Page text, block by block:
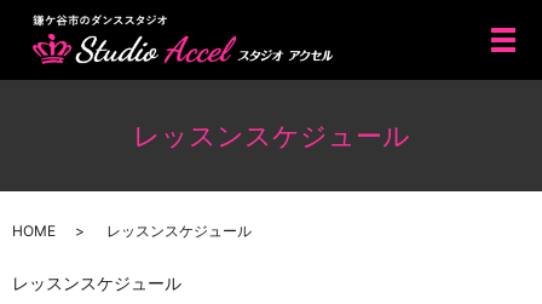
メ
レッスンスケジュール
HOME レッスンスケジュール
レッスンスケジュール